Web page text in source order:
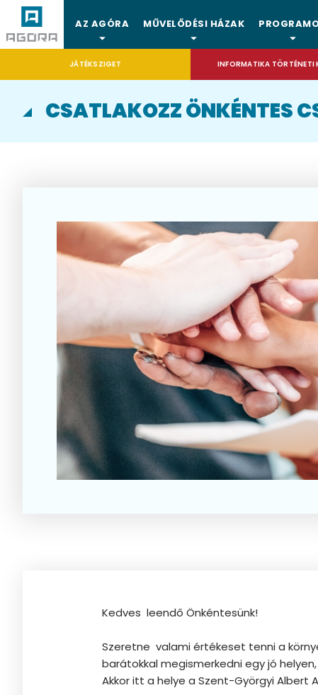
AZ AGÓRA MŰVELŐDÉSI HÁZAK
JÁTÉKSZIGET INFORMATIKA TÖRTÉNETI
CSATLAKOZZ ÖNKÉNTES
Kedves leendő Önkéntesünk!
Szeretne valami értékeset tenni a
barátokkal megismerkedni egy jó
Akkor itt a helye a Szent-Györgyi Albert